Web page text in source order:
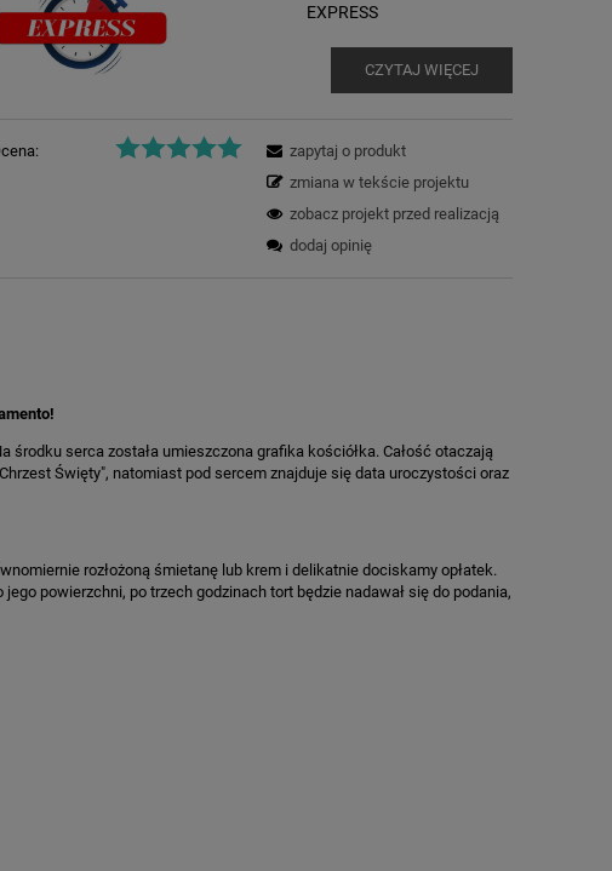
EXPRESS
CZYTAJ WIĘCEJ
zapytaj o produkt
zmiana w tekście projektu
zobacz projekt przed realizacją
dodaj opinię
serca została umieszczona grafika kościółka. Całość otaczają
Święty", natomiast pod sercem znajduje się data uroczystości oraz
rozłożoną śmietanę lub krem i delikatnie dociskamy opłatek.
powierzchni, po trzech godzinach tort będzie nadawał się do podania,